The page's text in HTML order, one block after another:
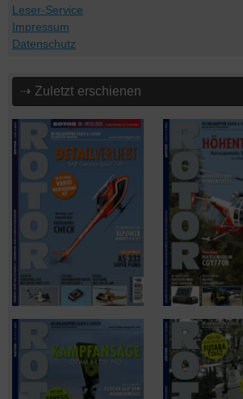
Leser-Service
Impressum
Datenschutz
⇢ Zuletzt erschienen